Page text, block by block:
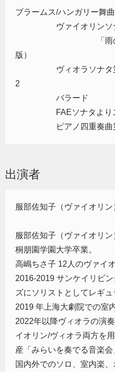
ブラームス/ハンガリー舞
ヴァイオリンソナ
「雨の歌」第
版）
ヴィオラソナタ第2
2
バラード
FAEソナタよりス
ピアノ四重奏曲第1
出演者
服部佐知子（ヴァイオリン
服部佐知子（ヴァイオリン
桐朋園学園大学卒業。
高嶋ちさ子 12人のヴァイ
2016-2019 サンケイリビ
ズにソリストとしてレギュ
2019 年上海大劇院での室
2022年以降ヴィオラの演
イオリン/ヴィオラ両方を
産「みらいを奏でる音楽会
国内外でのソロ、室内楽